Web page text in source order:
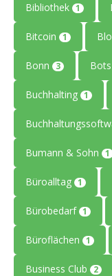
Bibliothek 1
Bitcoin 1
Bonn 3 Bots
Buchhalting 1
Bumann & Sohn 1
Büroalltag 1
Bürobedarf 1
Büroflächen 1
Business Club 2